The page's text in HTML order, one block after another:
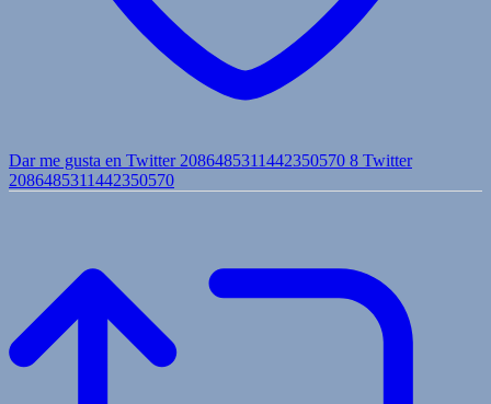
Dar me gusta en Twitter 2086485311442350570 8 Twitter
2086485311442350570